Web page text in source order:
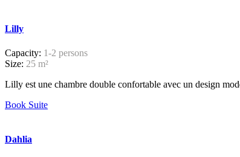
Lilly
Capacity: 1-2 persons
Size: 25 m²
Lilly est une chambre double confortable avec un design
Book Suite
Dahlia